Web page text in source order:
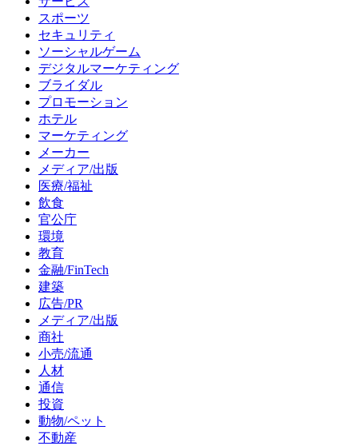
スポーツ
セキュリティ
ソーシャルゲーム
デジタルマーケティング
ブライダル
プロモーション
ホテル
マーケティング
メーカー
メディア/出版
医療/福祉
飲食
官公庁
環境
教育
金融/FinTech
建築
広告/PR
メディア/出版
商社
小売/流通
人材
通信
投資
動物/ペット
不動産